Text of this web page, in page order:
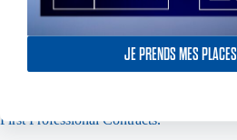
JE PRENDS MES PLACES
First Professional Contracts.